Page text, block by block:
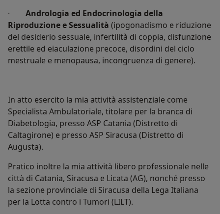
· Andrologia ed Endocrinologia della
Riproduzione e Sessualità (ipogonadismo e riduzione
del desiderio sessuale, infertilità di coppia, disfunzione
erettile ed eiaculazione precoce, disordini del ciclo
mestruale e menopausa, incongruenza di genere).
In atto esercito la mia attività assistenziale come
Specialista Ambulatoriale, titolare per la branca di
Diabetologia, presso ASP Catania (Distretto di
Caltagirone) e presso ASP Siracusa (Distretto di
Augusta).
Pratico inoltre la mia attività libero professionale nelle
città di Catania, Siracusa e Licata (AG), nonché presso
la sezione provinciale di Siracusa della Lega Italiana
per la Lotta contro i Tumori (LILT).